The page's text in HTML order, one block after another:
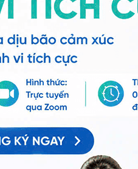
muaGÓI DỊCH VỤhoặc đặt
Vinmec để quản lý, theo dõi
Chia sẻ